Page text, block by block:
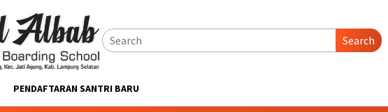
Search
PENDAFTARAN SANTRI BARU